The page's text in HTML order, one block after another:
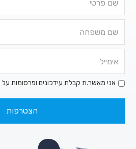
אני מאשר.ת קבלת עידכונים ופרסומות על